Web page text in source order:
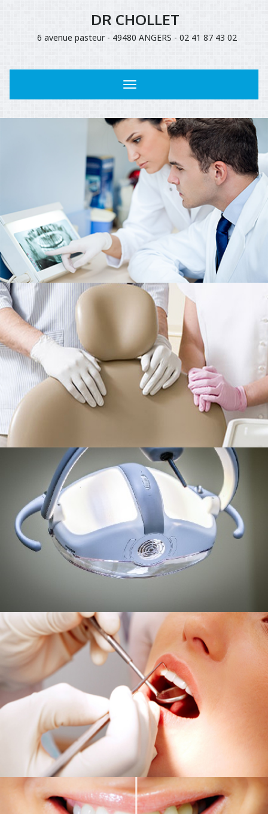
DR CHOLLET
6 avenue pasteur - 49480 ANGERS - 02 41 87 43 02
Toggle
navigation